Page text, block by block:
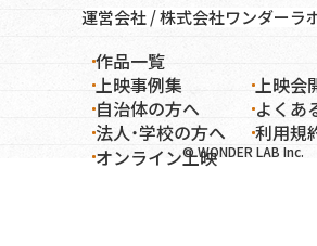
運営会社 / 株式会社ワンダーラ
作品一覧
上映事例集
自治体の方へ
法人・学校の方へ
上映会
よくあ
利用規
© WONDER LAB Inc.